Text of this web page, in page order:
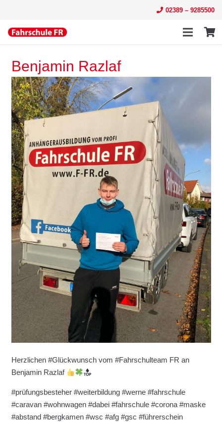
02389 – 9285500
Benjamin Razlaf
Herzlichen #Glückwunsch vom #Fahrschulteam FR an
Benjamin Razlaf
#prüfungsbesteher #weiterbildung #werne #fahrschule
#caravan #wohnwagen #dabei #fahrschule #corona #maske
#abstand #bergkamen #wsc #afg #gsc #führerschein